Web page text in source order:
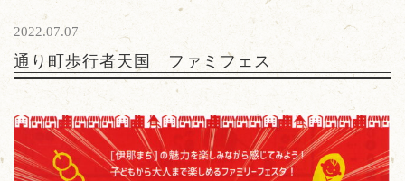
2022.07.07
通り町歩行者天国 ファミフェス